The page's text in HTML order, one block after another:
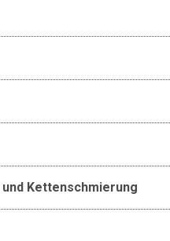
Kettenschmierung